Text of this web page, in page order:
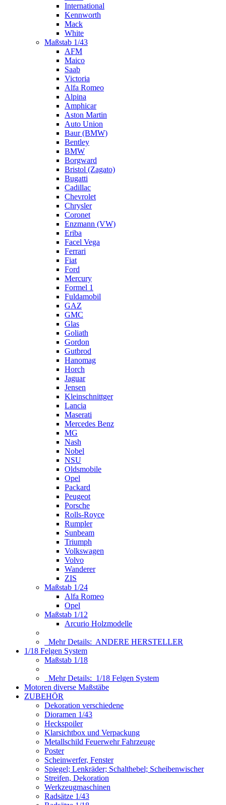
International
Kennworth
Mack
White
Maßstab 1/43
AFM
Maico
Saab
Victoria
Alfa Romeo
Alpina
Amphicar
Aston Martin
Auto Union
Baur (BMW)
Bentley
BMW
Borgward
Bristol (Zagato)
Bugatti
Cadillac
Chevrolet
Chrysler
Coronet
Enzmann (VW)
Eriba
Facel Vega
Ferrari
Fiat
Ford
Mercury
Formel 1
Fuldamobil
GAZ
GMC
Glas
Goliath
Gordon
Gutbrod
Hanomag
Horch
Jaguar
Jensen
Kleinschnittger
Lancia
Maserati
Mercedes Benz
MG
Nash
Nobel
NSU
Oldsmobile
Opel
Packard
Peugeot
Porsche
Rolls-Royce
Rumpler
Sunbeam
Triumph
Volkswagen
Volvo
Wanderer
ZIS
Maßstab 1/24
Alfa Romeo
Opel
Maßstab 1/12
Arcurio Holzmodelle
Mehr Details: ANDERE HERSTELLER
1/18 Felgen System
Maßstab 1/18
Mehr Details: 1/18 Felgen System
Motoren diverse Maßstäbe
ZUBEHÖR
Dekoration verschiedene
Dioramen 1/43
Heckspoiler
Klarsichtbox und Verpackung
Metallschild Feuerwehr Fahrzeuge
Poster
Scheinwerfer, Fenster
Spiegel; Lenkräder; Schalthebel; Scheibenwischer
Streifen, Dekoration
Werkzeugmaschinen
Radsätze 1/43